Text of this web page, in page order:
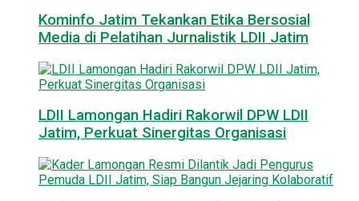
Kominfo Jatim Tekankan Etika Bersosial
Media di Pelatihan Jurnalistik LDII Jatim
LDII Lamongan Hadiri Rakorwil DPW LDII
Jatim, Perkuat Sinergitas Organisasi